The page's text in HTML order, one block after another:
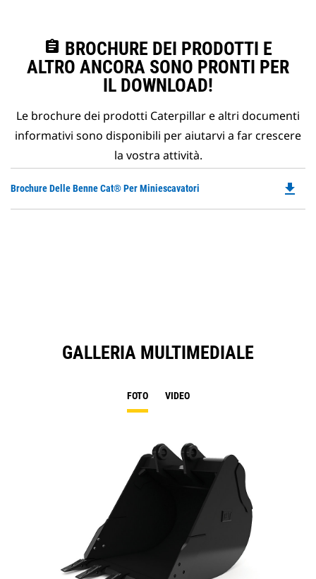
assignment BROCHURE DEI PRODOTTI E
ALTRO ANCORA SONO PRONTI PER
IL DOWNLOAD!
Le brochure dei prodotti Caterpillar e altri documenti
informativi sono disponibili per aiutarvi a far crescere
la vostra attività.
Brochure Delle Benne Cat® Per Miniescavatori file_download
GALLERIA MULTIMEDIALE
FOTO VIDEO